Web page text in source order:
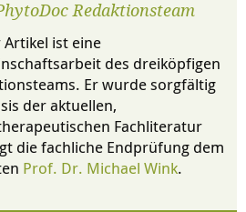
Redaktionsteam
Artikel ist eine
des dreiköpfigen
Er wurde sorgfältig
der aktuellen,
Fachliteratur
die fachliche Endprüfung dem
Prof. Dr. Michael Wink.